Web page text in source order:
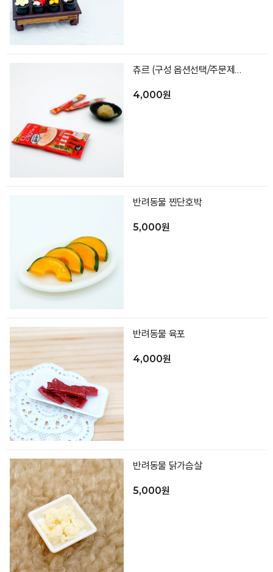
츄르 (구성 옵션선택/주문제작 가능)
4,000원
반려동물 찐단호박
5,000원
반려동물 육포
4,000원
반려동물 닭가슴살
5,000원